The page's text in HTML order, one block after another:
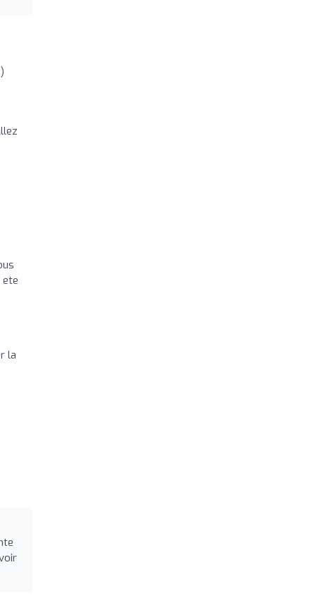
ete
la